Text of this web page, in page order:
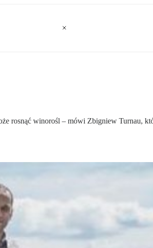
rosnąć winorośl – mówi Zbigniew Turnau,